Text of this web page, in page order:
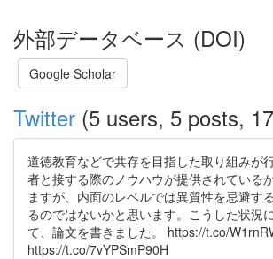
外部データベース (DOI)
Google Scholar
Twitter (5 users, 5 posts,
道徳教育などで共存を目指した取り組みが
者と接する際のノウハウが提供されている
ますが、内面のレベルでは異質性を忌避す
るのではないかと思います。こうした状況
て、論文を書きました。 https://t.co/
https://t.co/7vYPSmP90H